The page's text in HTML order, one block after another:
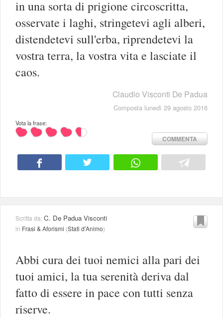
in una sorta di prigione circoscritta,
osservate i laghi, stringetevi agli alberi,
distendetevi sull'erba, riprendetevi la
vostra terra, la vostra vita e lasciate il
caos.
Claudio Visconti De Padua
Composta lunedì 29 agosto 2016
Vota la frase:
COMMENTA
Scritta da:C. De Padua Visconti
in Frasi & Aforismi (Stati d'Animo)
Abbi cura dei tuoi nemici alla pari dei
tuoi amici, la tua serenità deriva dal
fatto di essere in pace con tutti senza
riserve.